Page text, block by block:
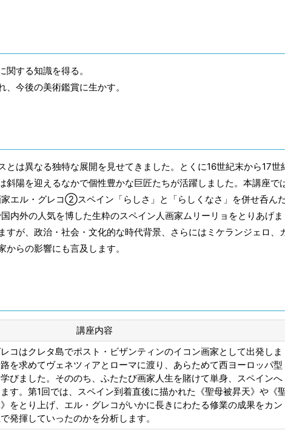
関する知識を得る。
今後の美術鑑賞に生かす。
は異なる独特な展開を見せてきました。とくに16世紀末から17世
斜陽を迎えるなかで個性豊かな巨匠たちが活躍しました。本講座で
エル・グレコ②スペイン「らしさ」と「らしくなさ」を併せ呑ん
外の人気を博した生粋のスペイン人画家ムリーリョをとりあげま
が、政治・社会・文化的な時代背景、さらにはミケランジェロ、
らの影響にも言及します。
講座内容
コはクレタ島でポスト・ビザンティンのイコン画家として出発しま
を求めてヴェネツィアとローマに渡り、あらためて西ヨーロッパ型
びました。そののち、ふたたび画家人生を賭けて単身、スペインへ
す。第1回では、スペイン到着直後に描かれた《聖母被昇天》や《
をとり上げ、エル・グレコがいかに長きにわたる修業の成果をカン
発揮していったのかを分析します。